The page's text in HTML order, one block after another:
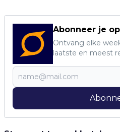
Abonneer je
Ontvang elke
laatste en meest